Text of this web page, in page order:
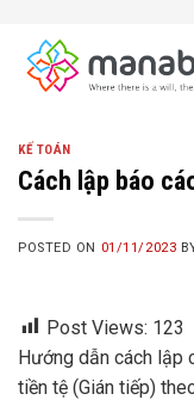
content
KẾ TOÁN
Cách lập báo
POSTED ON 01/11/2023
Post Views: 123
Hướng dẫn cách lập
tiền tệ (Gián tiếp)